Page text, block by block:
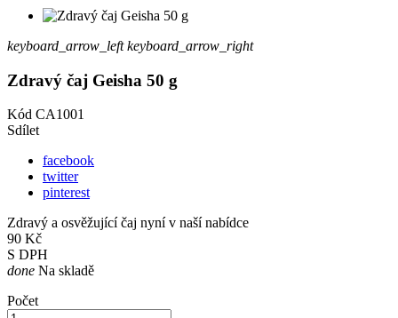
keyboard_arrow_left keyboard_arrow_right
Zdravý čaj Geisha 50 g
Kód CA1001
Sdílet
facebook
twitter
pinterest
Zdravý a osvěžující čaj nyní v naší nabídce
90 Kč
S DPH
done Na skladě
Počet